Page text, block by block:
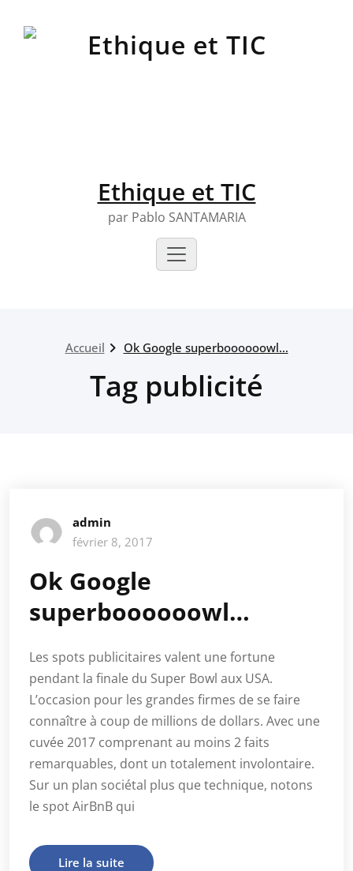
Ethique et TIC
par Pablo SANTAMARIA
Accueil Ok Google superboooooowl…
Tag publicité
admin
février 8, 2017
Ok Google
superboooooowl…
Les spots publicitaires valent une fortune
pendant la finale du Super Bowl aux USA.
L’occasion pour les grandes firmes de se faire
connaître à coup de millions de dollars. Avec une
cuvée 2017 comprenant au moins 2 faits
remarquables, dont un totalement involontaire.
Sur un plan sociétal plus que technique, notons
le spot AirBnB qui
Lire la suite